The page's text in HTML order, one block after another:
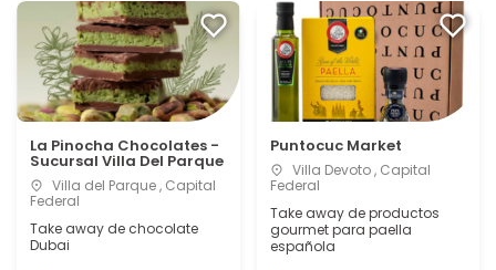
La Pinocha Chocolates -
Sucursal Villa Del Parque
Villa del Parque , Capital
Federal
Take away de chocolate
Dubai
Puntocuc Market
Villa Devoto , Capital
Federal
Take away de productos
gourmet para paella
española